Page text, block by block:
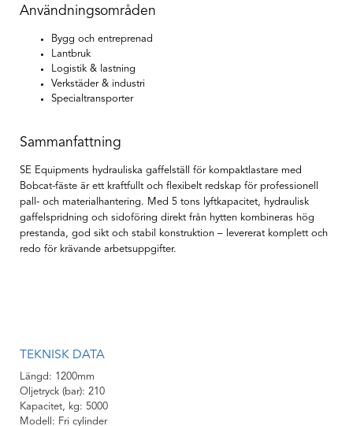
Användningsområden
Bygg och entreprenad
Lantbruk
Logistik & lastning
Verkstäder & industri
Specialtransporter
Sammanfattning
SE Equipments hydrauliska gaffelställ för kompaktlastare med
Bobcat-fäste är ett kraftfullt och flexibelt redskap för professionell
pall- och materialhantering. Med 5 tons lyftkapacitet, hydraulisk
gaffelspridning och sidoföring direkt från hytten kombineras hög
prestanda, god sikt och stabil konstruktion – levererat komplett och
redo för krävande arbetsuppgifter.
TEKNISK DATA
Längd
1200mm
Oljetryck (bar)
210
Kapacitet, kg
5000
Modell
Fri cylinder